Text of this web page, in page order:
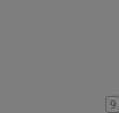
9